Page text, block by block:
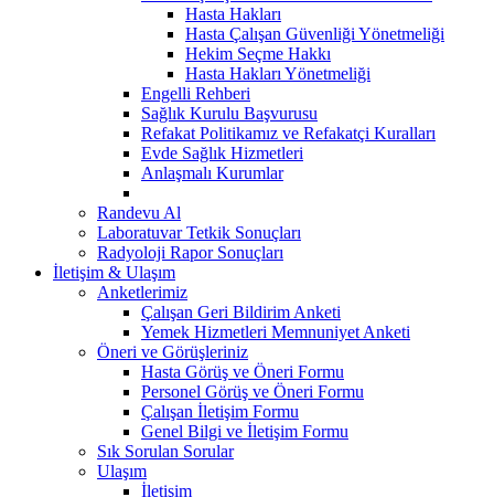
Hasta Hakları
Hasta Çalışan Güvenliği Yönetmeliği
Hekim Seçme Hakkı
Hasta Hakları Yönetmeliği
Engelli Rehberi
Sağlık Kurulu Başvurusu
Refakat Politikamız ve Refakatçi Kuralları
Evde Sağlık Hizmetleri
Anlaşmalı Kurumlar
Randevu Al
Laboratuvar Tetkik Sonuçları
Radyoloji Rapor Sonuçları
İletişim & Ulaşım
Anketlerimiz
Çalışan Geri Bildirim Anketi
Yemek Hizmetleri Memnuniyet Anketi
Öneri ve Görüşleriniz
Hasta Görüş ve Öneri Formu
Personel Görüş ve Öneri Formu
Çalışan İletişim Formu
Genel Bilgi ve İletişim Formu
Sık Sorulan Sorular
Ulaşım
İletişim